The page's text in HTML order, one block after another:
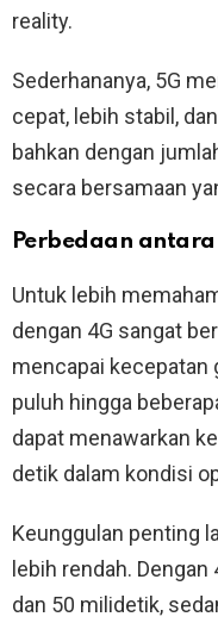
reality.
Sederhananya, 5G
cepat, lebih stabil,
bahkan dengan
secara bersamaan
Perbedaan antara
Untuk lebih
dengan 4G sangat
mencapai kecepatan
puluh hingga
dapat menawarkan
detik dalam kondisi
Keunggulan penting
lebih rendah.
dan 50 milidetik,